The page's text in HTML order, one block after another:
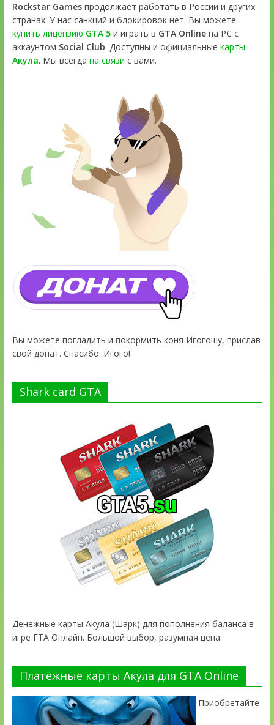
Rockstar Gamesпродолжает работать в России и других
странах. У нас санкций и блокировок нет. Вы можете
купить лицензию GTA 5и играть в GTA Onlineна PC с
аккаунтом Social Club. Доступны и официальные карты
Акула. Мы всегда на связи с вами.
Вы можете погладить и покормить коня Игогошу, прислав
свой донат. Спасибо. Игого!
Shark card GTA
Денежные карты Акула (Шарк) для пополнения баланса в
игре ГТА Онлайн. Большой выбор, разумная цена.
Платёжные карты Акула для GTA Online
Приобретайте